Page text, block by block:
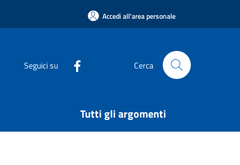
Accedi all'area personale
Seguici su Cerca
Tutti gli argomenti